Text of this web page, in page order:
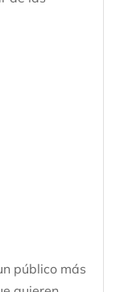
público más